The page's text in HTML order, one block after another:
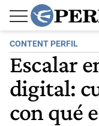
CONTENT PERFIL
Escalar
digital:
con qué